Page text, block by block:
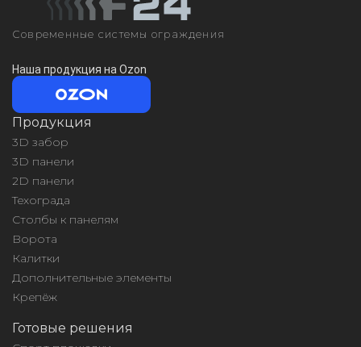
Современные системы ограждения
Наша продукция на Ozon
Продукция
3D забор
3D панели
2D панели
Техограда
Столбы к панелям
Ворота
Калитки
Дополнительные элементы
Крепёж
Готовые решения